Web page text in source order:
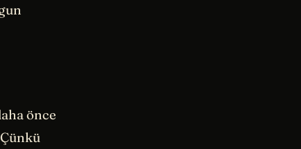
önce